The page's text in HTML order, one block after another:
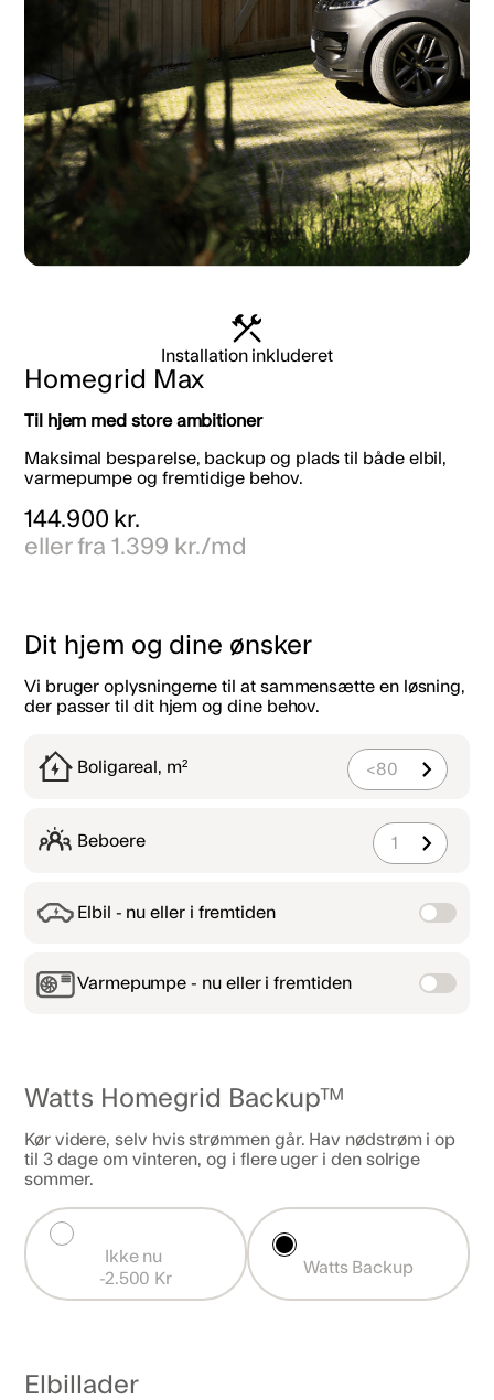
Installation inkluderet
Homegrid Max
Til hjem med store ambitioner
Maksimal besparelse, backup og plads til både elbil,
varmepumpe og fremtidige behov.
144.900 kr.
eller fra 1.399 kr./md
Dit hjem og dine ønsker
Vi bruger oplysningerne til at sammensætte en løsning,
der passer til dit hjem og dine behov.
Boligareal, m² <80
Beboere 1
Elbil - nu eller i fremtiden
Varmepumpe - nu eller i fremtiden
Watts Homegrid Backup™
Kør videre, selv hvis strømmen går. Hav nødstrøm i op
til 3 dage om vinteren, og i flere uger i den solrige
sommer.
Ikke nu
-2.500 Kr
Watts Backup
Elbillader